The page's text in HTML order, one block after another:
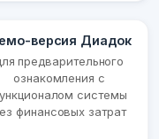
версия Диадок
предварительного
ознакомления с
системы
финансовых затрат